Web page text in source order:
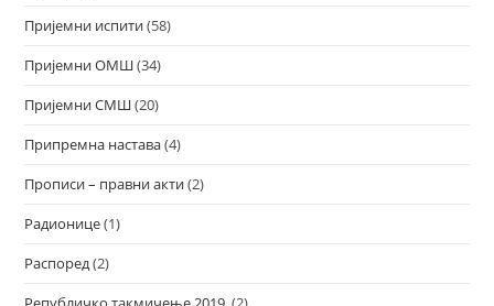
Пријемни испити(58)
Пријемни ОМШ(34)
Пријемни СМШ(20)
Припремна настава(4)
Прописи – правни акти(2)
Радионице(1)
Распоред(2)